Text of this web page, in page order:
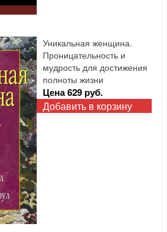
Уникальная женщина.
Проницательность и
мудрость для достижения
полноты жизни
Цена 629 руб.
Добавить в корзину